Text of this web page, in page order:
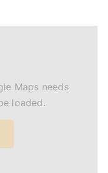
Maps needs
loaded.